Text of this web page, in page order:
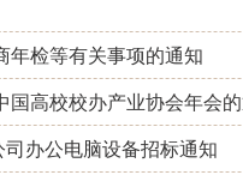
年检等有关事项的通知
国高校校办产业协会年会
办公电脑设备招标通知